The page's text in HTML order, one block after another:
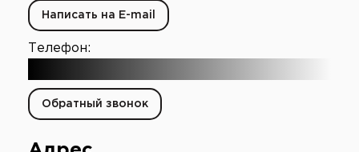
Написать на E-mail
Телефон:
Обратный звонок